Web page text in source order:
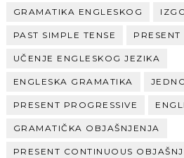
GRAMATIKA ENGLESKOG
PAST SIMPLE TENSE
UČENJE ENGLESKOG JEZIKA
ENGLESKA GRAMATIKA
PRESENT PROGRESSIVE
GRAMATIČKA OBJAŠNJENJA
PRESENT CONTINUOUS